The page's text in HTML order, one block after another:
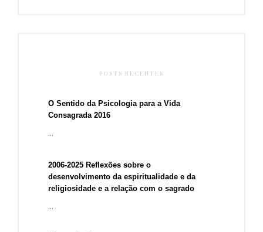
POSTS RECENTES
O Sentido da Psicologia para a Vida
Consagrada 2016
...
2006-2025 Reflexões sobre o
desenvolvimento da espiritualidade e da
religiosidade e a relação com o sagrado
...